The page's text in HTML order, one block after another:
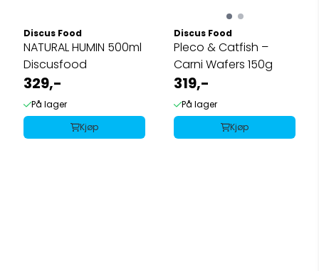
Discus Food
NATURAL HUMIN 500ml
Discusfood
329,-
På lager
Kjøp
Discus Food
Pleco & Catfish –
Carni Wafers 150g
319,-
På lager
Kjøp